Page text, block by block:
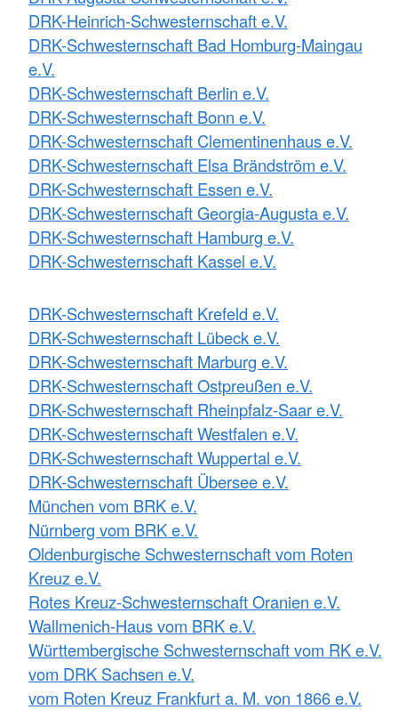
DRK-Heinrich-Schwesternschaft e.V.
DRK-Schwesternschaft Bad Homburg-Maingau
e.V.
DRK-Schwesternschaft Berlin e.V.
DRK-Schwesternschaft Bonn e.V.
DRK-Schwesternschaft Clementinenhaus e.V.
DRK-Schwesternschaft Elsa Brändström e.V.
DRK-Schwesternschaft Essen e.V.
DRK-Schwesternschaft Georgia-Augusta e.V.
DRK-Schwesternschaft Hamburg e.V.
DRK-Schwesternschaft Kassel e.V.
DRK-Schwesternschaft Krefeld e.V.
DRK-Schwesternschaft Lübeck e.V.
DRK-Schwesternschaft Marburg e.V.
DRK-Schwesternschaft Ostpreußen e.V.
DRK-Schwesternschaft Rheinpfalz-Saar e.V.
DRK-Schwesternschaft Westfalen e.V.
DRK-Schwesternschaft Wuppertal e.V.
DRK-Schwesternschaft Übersee e.V.
München vom BRK e.V.
Nürnberg vom BRK e.V.
Oldenburgische Schwesternschaft vom Roten
Kreuz e.V.
Rotes Kreuz-Schwesternschaft Oranien e.V.
Wallmenich-Haus vom BRK e.V.
Württembergische Schwesternschaft vom RK e.V.
vom DRK Sachsen e.V.
vom Roten Kreuz Frankfurt a. M. von 1866 e.V.